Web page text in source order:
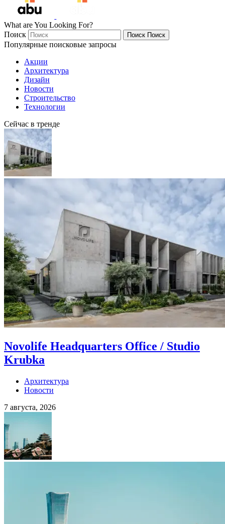
What are You Looking For?
Поиск
Поиск Поиск
Популярные поисковые запросы
Акции
Архитектура
Дизайн
Новости
Строительство
Технологии
Сейчас в тренде
Novolife Headquarters Office / Studio
Krubka
Архитектура
Новости
7 августа, 2026